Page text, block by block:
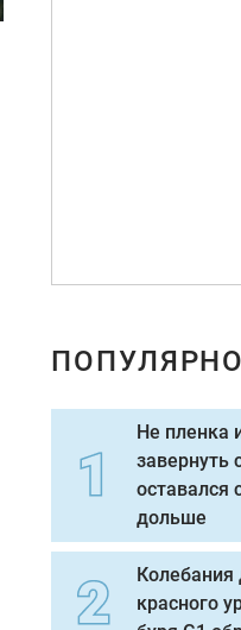
Не пленка
завернуть
оставался
дольше
Колебания
красного